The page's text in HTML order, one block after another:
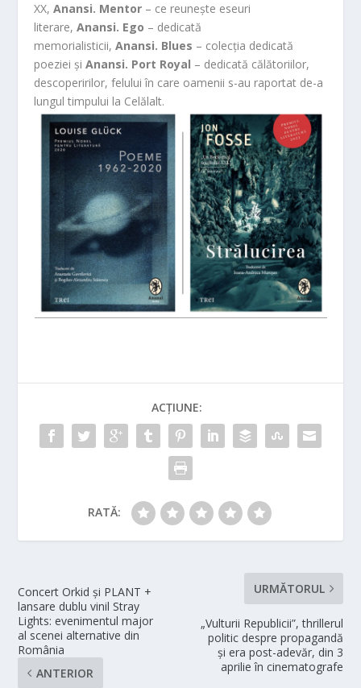
XX,Anansi. Mentor – ce reunește eseuri
literare,Anansi. Ego – dedicată
memorialisticii,Anansi. Blues – colecția dedicată
poeziei șiAnansi. Port Royal – dedicată călătoriilor,
descoperirilor, felului în care oamenii s-au raportat de-a
lungul timpului la Celălalt.
ACȚIUNE:
RATĂ:
Concert Orkid și PLANT +
lansare dublu vinil Stray
Lights: evenimentul major
al scenei alternative din
România
ANTERIOR
URMĂTORUL
„Vulturii Republicii”, thrillerul
politic despre propagandă
și era post-adevăr, din 3
aprilie în cinematografe